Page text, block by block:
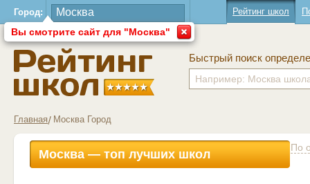
Город:
Вы смотрите сайт для "Москва"
Рейтинг школ
Быстрый поиск
Главная Москва Город
Москва — топ лучших школ По